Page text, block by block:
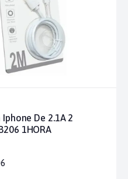
Iphone De 2.1A 2
1HORA